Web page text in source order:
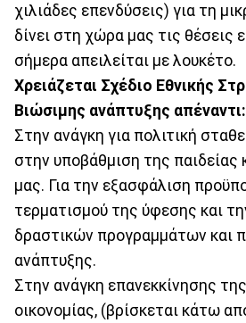
χιλιάδες επενδύσεις) για τη
δίνει στη χώρα μας τις θέσεις
σήμερα απειλείται με λουκέτο.
Χρειάζεται Σχέδιο Εθνικής
Βιώσιμης ανάπτυξης απέναντι:
Στην ανάγκη για πολιτική
στην υποβάθμιση της παιδείας
μας. Για την εξασφάλιση
τερματισμού της ύφεσης και
δραστικών προγραμμάτων και
ανάπτυξης.
Στην ανάγκη επανεκκίνησης
οικονομίας, (βρίσκεται κάτω